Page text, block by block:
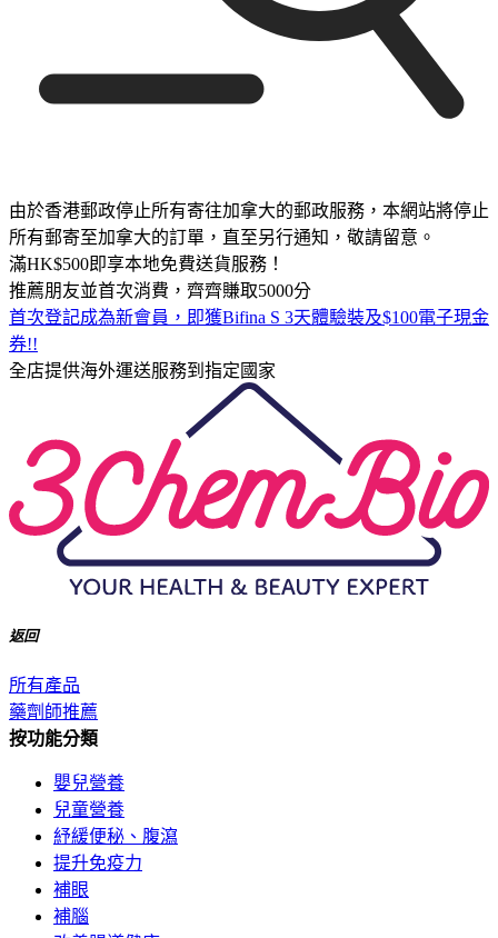
由於香港郵政停止所有寄往加拿大的郵政服務，本網站將停止
所有郵寄至加拿大的訂單，直至另行通知，敬請留意。
滿HK$500即享本地免費送貨服務！
推薦朋友並首次消費，齊齊賺取5000分
首次登記成為新會員，即獲Bifina S 3天體驗裝及$100電子現金
券!!
全店提供海外運送服務到指定國家
返回
所有產品
藥劑師推薦
按功能分類
嬰兒營養
兒童營養
紓緩便秘、腹瀉
提升免疫力
補眼
補腦